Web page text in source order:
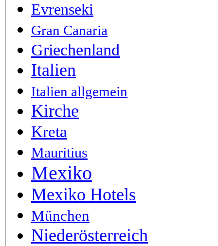
Evrenseki
Gran Canaria
Griechenland
Italien
Italien allgemein
Kirche
Kreta
Mauritius
Mexiko
Mexiko Hotels
München
Niederösterreich